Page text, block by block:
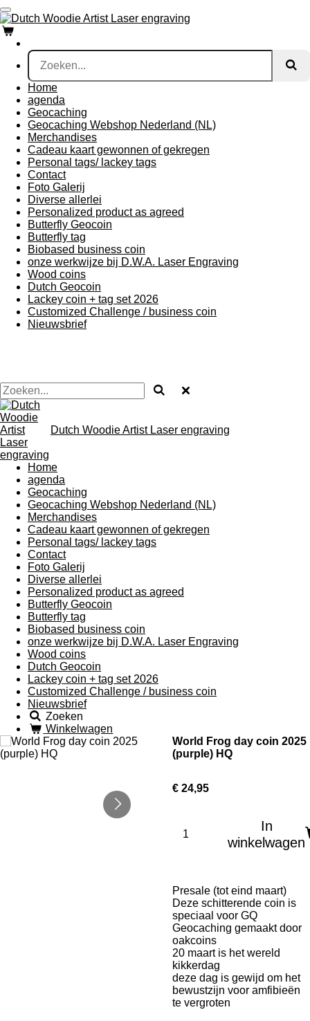
Ga
direct
naar
de
hoofdinhoud
Home
agenda
Geocaching
Geocaching Webshop Nederland (NL)
Merchandises
Cadeau kaart gewonnen of gekregen
Personal tags/ lackey tags
Contact
Foto Galerij
Diverse allerlei
Personalized product as agreed
Butterfly Geocoin
Butterfly tag
Biobased business coin
onze werkwijze bij D.W.A. Laser Engraving
Wood coins
Dutch Geocoin
Lackey coin + tag set 2026
Customized Challenge / business coin
Nieuwsbrief
Dutch Woodie Artist Laser engraving
Home
agenda
Geocaching
Geocaching Webshop Nederland (NL)
Merchandises
Cadeau kaart gewonnen of gekregen
Personal tags/ lackey tags
Contact
Foto Galerij
Diverse allerlei
Personalized product as agreed
Butterfly Geocoin
Butterfly tag
Biobased business coin
onze werkwijze bij D.W.A. Laser Engraving
Wood coins
Dutch Geocoin
Lackey coin + tag set 2026
Customized Challenge / business coin
Nieuwsbrief
Zoeken
Winkelwagen
World Frog day coin 2025
(purple) HQ
€ 24,95
In
winkelwagen
Presale (tot eind maart)
Deze schitterende coin is
speciaal voor GQ
Geocaching gemaakt door
oakcoins
20 maart is het wereld
kikkerdag
deze dag is gewijd om het
bewustzijn voor amfibieën
te vergroten